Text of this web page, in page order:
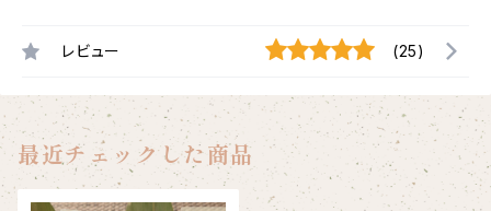
レビュー (25)
最近チェックした商品